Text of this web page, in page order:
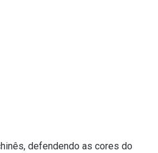
defendendo as cores do